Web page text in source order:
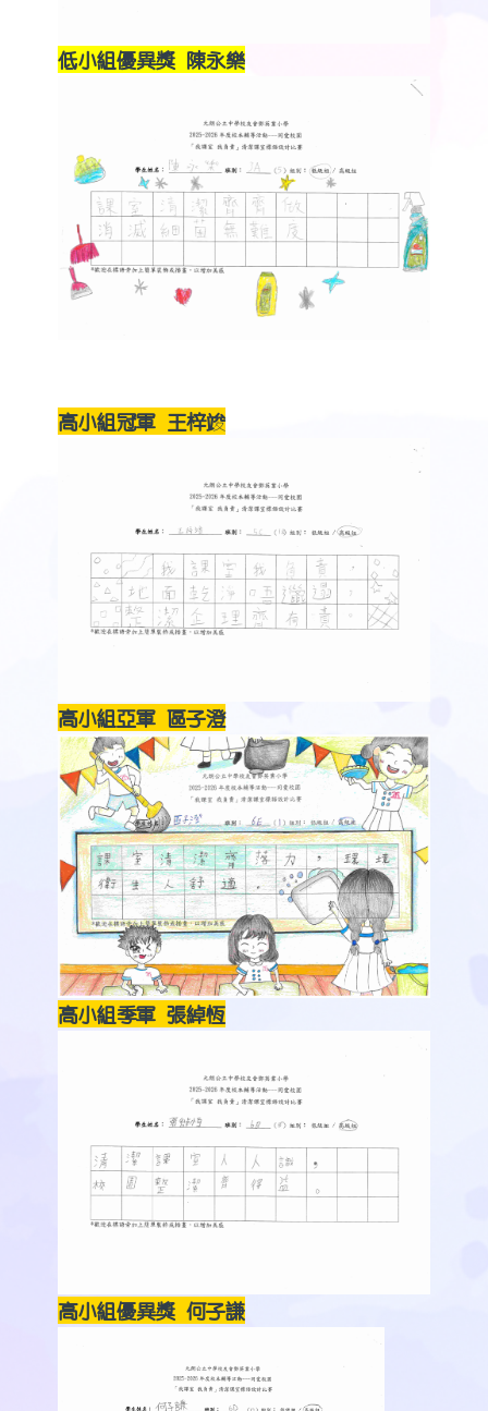
低小組優異獎 陳永樂
高小組冠軍 王梓竣
高小組亞軍 區子澄
高小組季軍 張綽恆
高小組優異獎 何子謙